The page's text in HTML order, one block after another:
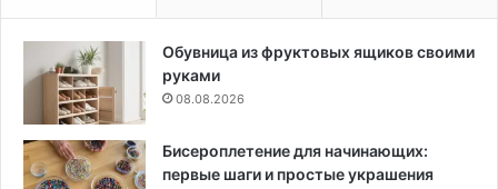
Обувница из фруктовых ящиков своими
руками
08.08.2026
Бисероплетение для начинающих:
первые шаги и простые украшения